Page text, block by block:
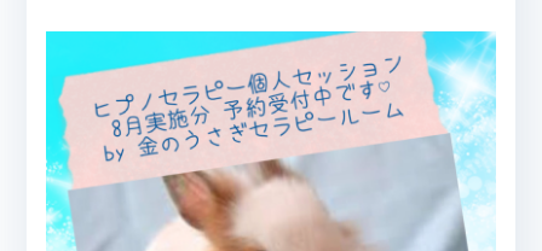
さ
ぎ
セ
ラ
キ講
座
＆ ク
リスタ
ルヒー
リング